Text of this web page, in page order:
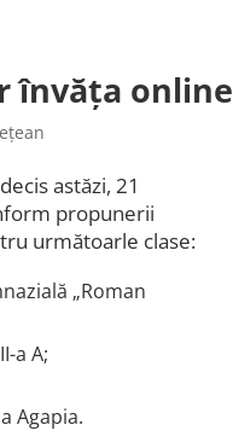
învăța online
astăzi, 21
propunerii
următoarle clase:
„Roman
a A;
Agapia.